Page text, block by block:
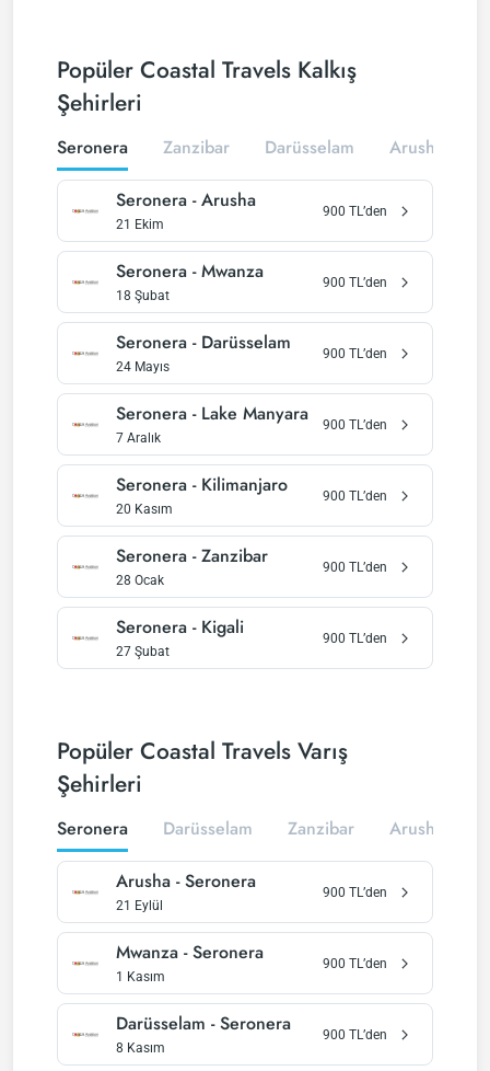
Popüler Coastal Travels Kalkış
Şehirleri
Seronera Zanzibar Darüsselam Arusha
Seronera -Arusha
21 Ekim
900 TL’den
Seronera -Mwanza
18 Şubat
900 TL’den
Seronera - Darüsselam
24 Mayıs
900 TL’den
Seronera - Lake Manyara
7 Aralık
900 TL’den
Seronera - Kilimanjaro
20 Kasım
900 TL’den
Seronera -Zanzibar
28 Ocak
900 TL’den
Seronera - Kigali
27 Şubat
900 TL’den
Popüler Coastal Travels Varış
Şehirleri
Seronera Darüsselam Zanzibar Arusha
Arusha -Seronera
21 Eylül
900 TL’den
Mwanza -Seronera
1 Kasım
900 TL’den
Darüsselam -Seronera
8 Kasım
900 TL’den